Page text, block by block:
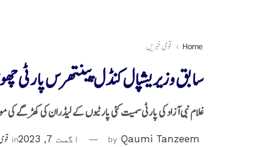
Home قومی خبریں
سابق وزیر یشپال کنڈل پینتھرس پارٹی
غلام نبی آزاد کی پارٹی سمیت کئی پارٹیوں کے لیڈران کی کھڑگے کی
by Qaumi Tanzeem اگست 7, 2023 in